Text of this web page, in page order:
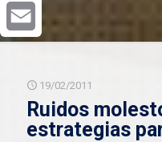
19/02/2011
Ruidos
estrategias
LinkedIn
Email